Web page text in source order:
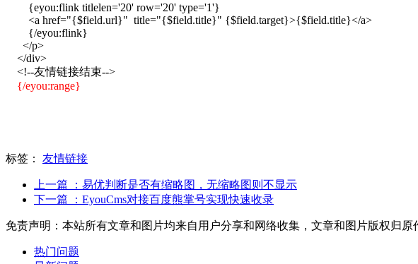
{eyou:flink titlelen='20' row='20' type='1'}
<a href="{$field.url}" title="{$field.title}" {$field.target}>{$field.title}</a>
{/eyou:flink}
</p>
</div>
<!--友情链接结束-->
{/eyou:range}
标签： 友情链接
上一篇
：易优判断是否有缩略图，无缩略图则不显示
下一篇
：EyouCms对接百度熊掌号实现快速收录
免责声明：本站所有文章和图片均来自用户分享和网络收集，文章和图片版权归
热门问题